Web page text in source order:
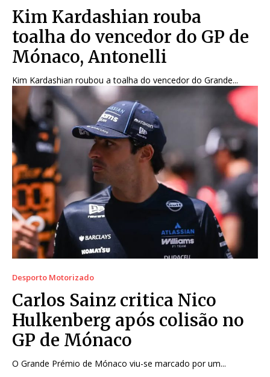
Kim Kardashian rouba
toalha do vencedor do GP de
Mónaco, Antonelli
Kim Kardashian roubou a toalha do vencedor do Grande...
Desporto Motorizado
Carlos Sainz critica Nico
Hulkenberg após colisão no
GP de Mónaco
O Grande Prémio de Mónaco viu-se marcado por um...